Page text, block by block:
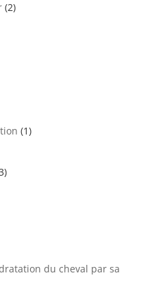
(2)
(1)
du cheval par sa